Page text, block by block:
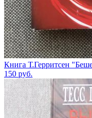
Книга Т.Герритсен
150 руб.